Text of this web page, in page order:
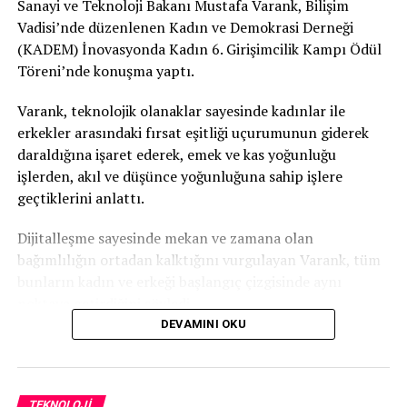
İLGİLİ KONU:
UP NEXT
Türkiye’nin robot askeri ‘Barkan’ göreve hazırlanıyor
Çin’in uzay aracı Mars yüzeyinde
Sanayi ve Teknoloji Bakanı Mustafa Varank, Bilişim
Vadisi’nde düzenlenen Kadın ve Demokrasi Derneği
(KADEM) İnovasyonda Kadın 6. Girişimcilik Kampı Ödül
Töreni’nde konuşma yaptı.
Varank, teknolojik olanaklar sayesinde kadınlar ile
erkekler arasındaki fırsat eşitliği uçurumunun giderek
daraldığına işaret ederek, emek ve kas yoğunluğu
işlerden, akıl ve düşünce yoğunluğuna sahip işlere
geçtiklerini anlattı.
Dijitalleşme sayesinde mekan ve zamana olan
bağımlılığın ortadan kalktığını vurgulayan Varank, tüm
Kadınların iş hayatına katılım oranını artırmak
hedefleniyor
DEVAMINI OKU